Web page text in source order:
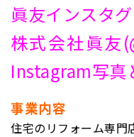
眞友インスタ
株式会社眞友
Instagram写真
事業内容
住宅のリフォーム専門